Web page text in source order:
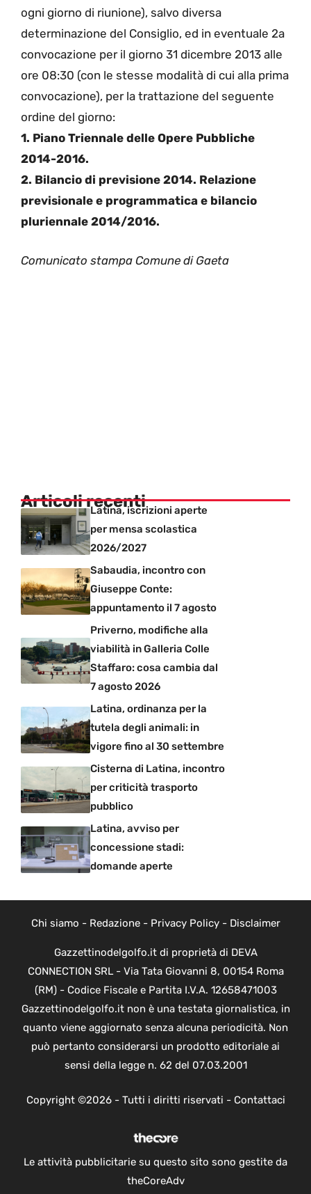
ogni giorno di riunione), salvo diversa
determinazione del Consiglio, ed in eventuale 2a
convocazione per il giorno 31 dicembre 2013 alle
ore 08:30 (con le stesse modalità di cui alla prima
convocazione), per la trattazione del seguente
ordine del giorno:
1. Piano Triennale delle Opere Pubbliche
2014-2016.
2. Bilancio di previsione 2014. Relazione
previsionale e programmatica e bilancio
pluriennale 2014/2016.
Comunicato stampa Comune di Gaeta
Articoli recentiLatina, iscrizioni aperte
per mensa scolastica
2026/2027
Sabaudia, incontro con
Giuseppe Conte:
appuntamento il 7 agosto
Priverno, modifiche alla
viabilità in Galleria Colle
Staffaro: cosa cambia dal
7 agosto 2026
Latina, ordinanza per la
tutela degli animali: in
vigore fino al 30 settembre
Cisterna di Latina, incontro
per criticità trasporto
pubblico
Latina, avviso per
concessione stadi:
domande aperte
Chi siamo - Redazione- Privacy Policy- Disclaimer
Gazzettinodelgolfo.it di proprietà di DEVA
CONNECTION SRL - Via Tata Giovanni 8, 00154 Roma
(RM) - Codice Fiscale e Partita I.V.A. 12658471003
Gazzettinodelgolfo.it non è una testata giornalistica, in
quanto viene aggiornato senza alcuna periodicità. Non
può pertanto considerarsi un prodotto editoriale ai
sensi della legge n. 62 del 07.03.2001
Copyright ©2026 - Tutti i diritti riservati - Contattaci
Le attività pubblicitarie su questo sito sono gestite da
theCoreAdv